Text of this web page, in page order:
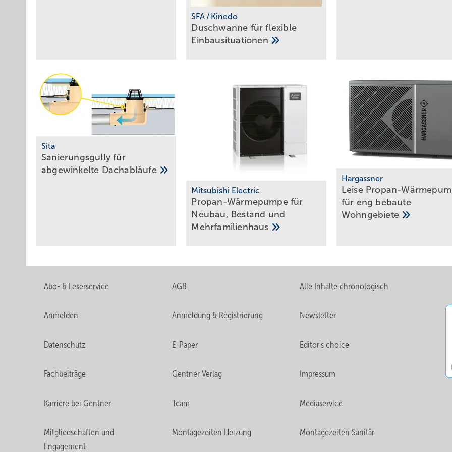
SFA / Kinedo
Duschwanne für flexible
Einbausituationen
Sita
Sanierungsgully für
abgewinkelte Dachabläufe
Mitsubishi Electric
Propan-Wärmepumpe für
Neubau, Bestand und
Mehrfamilienhaus
Harg assner
Leise Propan-­
für eng bebaute
Wohngebiete
Abo- & Leserservice AGB Alle Inhalte chronologisch
Anmelden Anmeldung & Registrierung Newsletter
Datenschutz E-Paper Editor's choice
Fachbeiträge Gentner Verlag Impressum
Karriere bei Gentner Team Mediaservice
Mitgliedschaften und
Engagement
Montagezeiten Heizung Montagezeiten Sanitär